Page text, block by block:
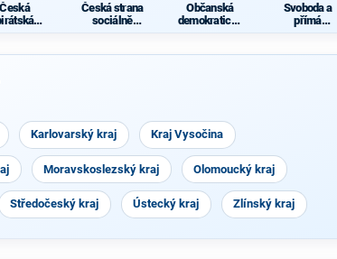
Česká
Česká strana
sociálně
Občanská
demokratická
Svoboda a
přímá
demokracie
Karlovarský kraj Kraj Vysočina
Moravskoslezský kraj Olomoucký kraj
Středočeský kraj Ústecký kraj Zlínský kraj